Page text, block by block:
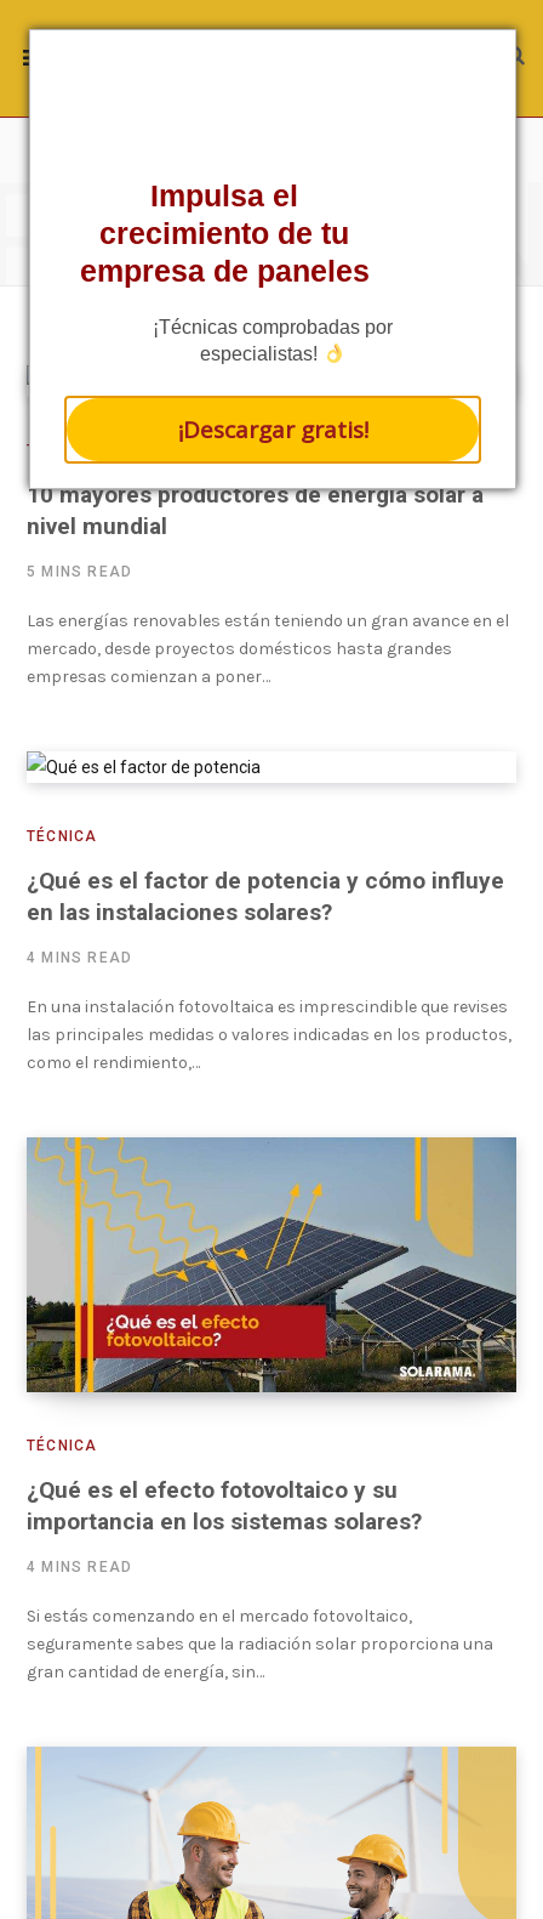
Impulsa el
crecimiento de tu
empresa de paneles
¡Técnicas comprobadas por
especialistas!
¡Descargar gratis!
ENERGÍA SOLAR
TÉCNICA
10 mayores productores de energía solar a
nivel mundial
5 MINS READ
Las energías renovables están teniendo un gran avance en el
mercado, desde proyectos domésticos hasta grandes
empresas comienzan a poner…
TÉCNICA
¿Qué es el factor de potencia y cómo influye
en las instalaciones solares?
4 MINS READ
En una instalación fotovoltaica es imprescindible que revises
las principales medidas o valores indicadas en los productos,
como el rendimiento,…
TÉCNICA
¿Qué es el efecto fotovoltaico y su
importancia en los sistemas solares?
4 MINS READ
Si estás comenzando en el mercado fotovoltaico,
seguramente sabes que la radiación solar proporciona una
gran cantidad de energía, sin…